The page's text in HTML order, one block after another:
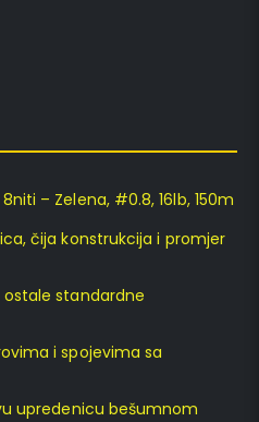
– Zelena, #0.8, 16lb, 150m
čija konstrukcija i promjer
standardne
i spojevima sa
upredenicu bešumnom